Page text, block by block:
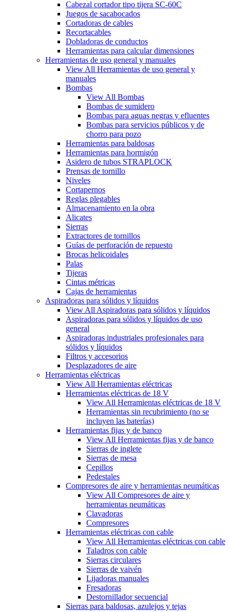
Cabezal cortador tipo tijera SC-60C
Juegos de sacabocados
Cortadoras de cables
Recortacables
Dobladoras de conductos
Herramientas para calcular dimensiones
Herramientas de uso general y manuales
View All Herramientas de uso general y
manuales
Bombas
View All Bombas
Bombas de sumidero
Bombas para aguas negras y efluentes
Bombas para servicios públicos y de
chorro para pozo
Herramientas para baldosas
Herramientas para hormigón
Asidero de tubos STRAPLOCK
Prensas de tornillo
Niveles
Cortapernos
Reglas plegables
Almacenamiento en la obra
Alicates
Sierras
Extractores de tornillos
Guías de perforación de repuesto
Brocas helicoidales
Palas
Tijeras
Cintas métricas
Cajas de herramientas
Aspiradoras para sólidos y líquidos
View All Aspiradoras para sólidos y líquidos
Aspiradoras para sólidos y líquidos de uso
general
Aspiradoras industriales profesionales para
sólidos y líquidos
Filtros y accesorios
Desplazadores de aire
Herramientas eléctricas
View All Herramientas eléctricas
Herramientas eléctricas de 18 V
View All Herramientas eléctricas de 18 V
Herramientas sin recubrimiento (no se
incluyen las baterías)
Herramientas fijas y de banco
View All Herramientas fijas y de banco
Sierras de inglete
Sierras de mesa
Cepillos
Pedestales
Compresores de aire y herramientas neumáticas
View All Compresores de aire y
herramientas neumáticas
Clavadoras
Compresores
Herramientas eléctricas con cable
View All Herramientas eléctricas con cable
Taladros con cable
Sierras circulares
Sierras de vaivén
Lijadoras manuales
Fresadoras
Destornillador secuencial
Sierras para baldosas, azulejos y tejas